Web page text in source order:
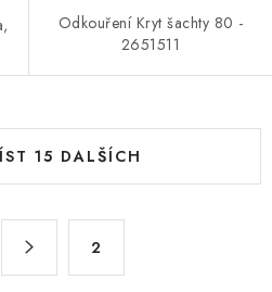
Odkouření Kryt šachty 80 -
2651511
15 DALŠÍCH
2